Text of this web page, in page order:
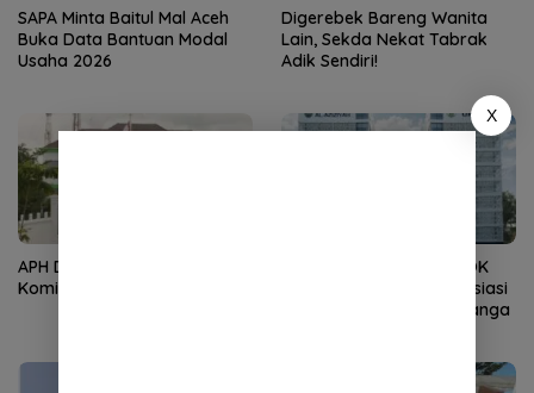
SAPA Minta Baitul Mal Aceh
Buka Data Bantuan Modal
Usaha 2026
Digerebek Bareng Wanita
Lain, Sekda Nekat Tabrak
Adik Sendiri!
APH Didesak Periksa
Komisioner Baitul Mal Aceh
Kembali Nahkodai APDOK
PAI, Silahuddin Tuai Apresiasi
dari LPPM UNISAI Samalanga
X